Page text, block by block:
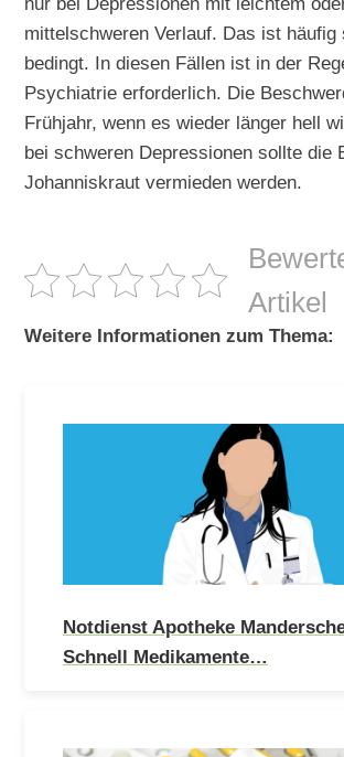
mittelschweren Verlauf. Das ist häufig
bedingt. In diesen Fällen ist in der
Psychiatrie erforderlich. Die
Frühjahr, wenn es wieder länger hell
bei schweren Depressionen sollte die
Johanniskraut vermieden werden.
Artikel
Weitere Informationen zum Thema:
Notdienst Apotheke
Schnell Medikamente…